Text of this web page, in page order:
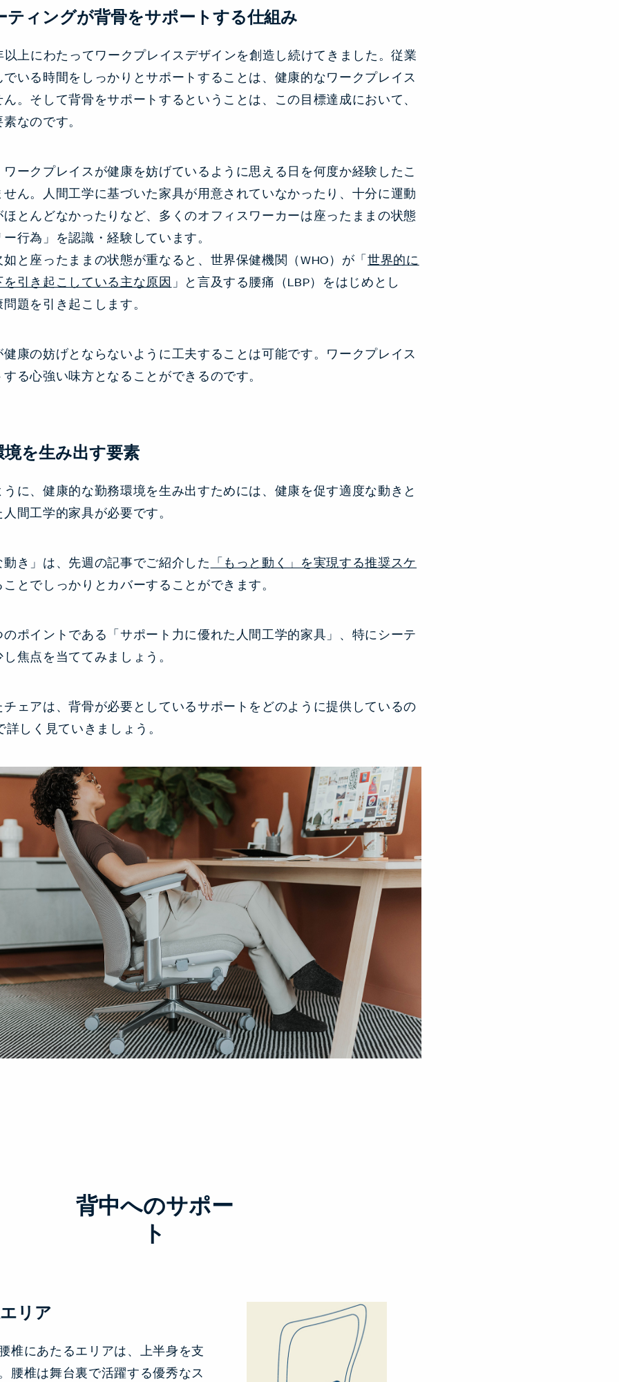
ティングが背骨をサポートする仕組み
上にわたってワークプレイスデザインを創造し続けてきました。従業
いる時間をしっかりとサポートすることは、健康的なワークプレイス
。そして背骨をサポートするということは、この目標達成において、
なのです。
ークプレイスが健康を妨げているように思える日を何度か経験したこ
ん。人間工学に基づいた家具が用意されていなかったり、十分に運動
とんどなかったりなど、多くのオフィスワーカーは座ったままの状態
行為」を認識・経験しています。
と座ったままの状態が重なると、世界保健機関（WHO）が「世界的に
引き起こしている主な原因 」と言及する腰痛（LBP）をはじめとし
題を引き起こします。
康の妨げとならないように工夫することは可能です。ワークプレイス
る心強い味方となることができるのです。
を生み出す要素
に、健康的な勤務環境を生み出すためには、健康を促す適度な動きと
間工学的家具が必要です。
き」は、先週の記事でご紹介した 「もっと動く」を実現する推奨スケ
とでしっかりとカバーすることができます。
ポイントである「サポート力に優れた人間工学的家具」、特にシーテ
焦点を当ててみましょう。
ェアは、背骨が必要としているサポートをどのように提供しているの
しく見ていきましょう。
背中へのサポー
ト
リア
椎にあたるエリアは、上半身を支
腰椎は舞台裏で活躍する優秀なス